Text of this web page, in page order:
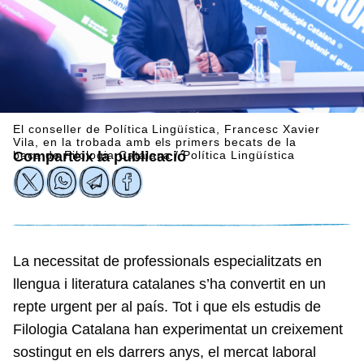
El conseller de Política Lingüística, Francesc Xavier
Vila, en la trobada amb els primers becats de la
beca de Filologia Catalana / Política Lingüística
Comparteix la publicació
La necessitat de professionals especialitzats en
llengua i literatura catalanes s’ha convertit en un
repte urgent per al país. Tot i que els estudis de
Filologia Catalana han experimentat un creixement
sostingut en els darrers anys, el mercat laboral